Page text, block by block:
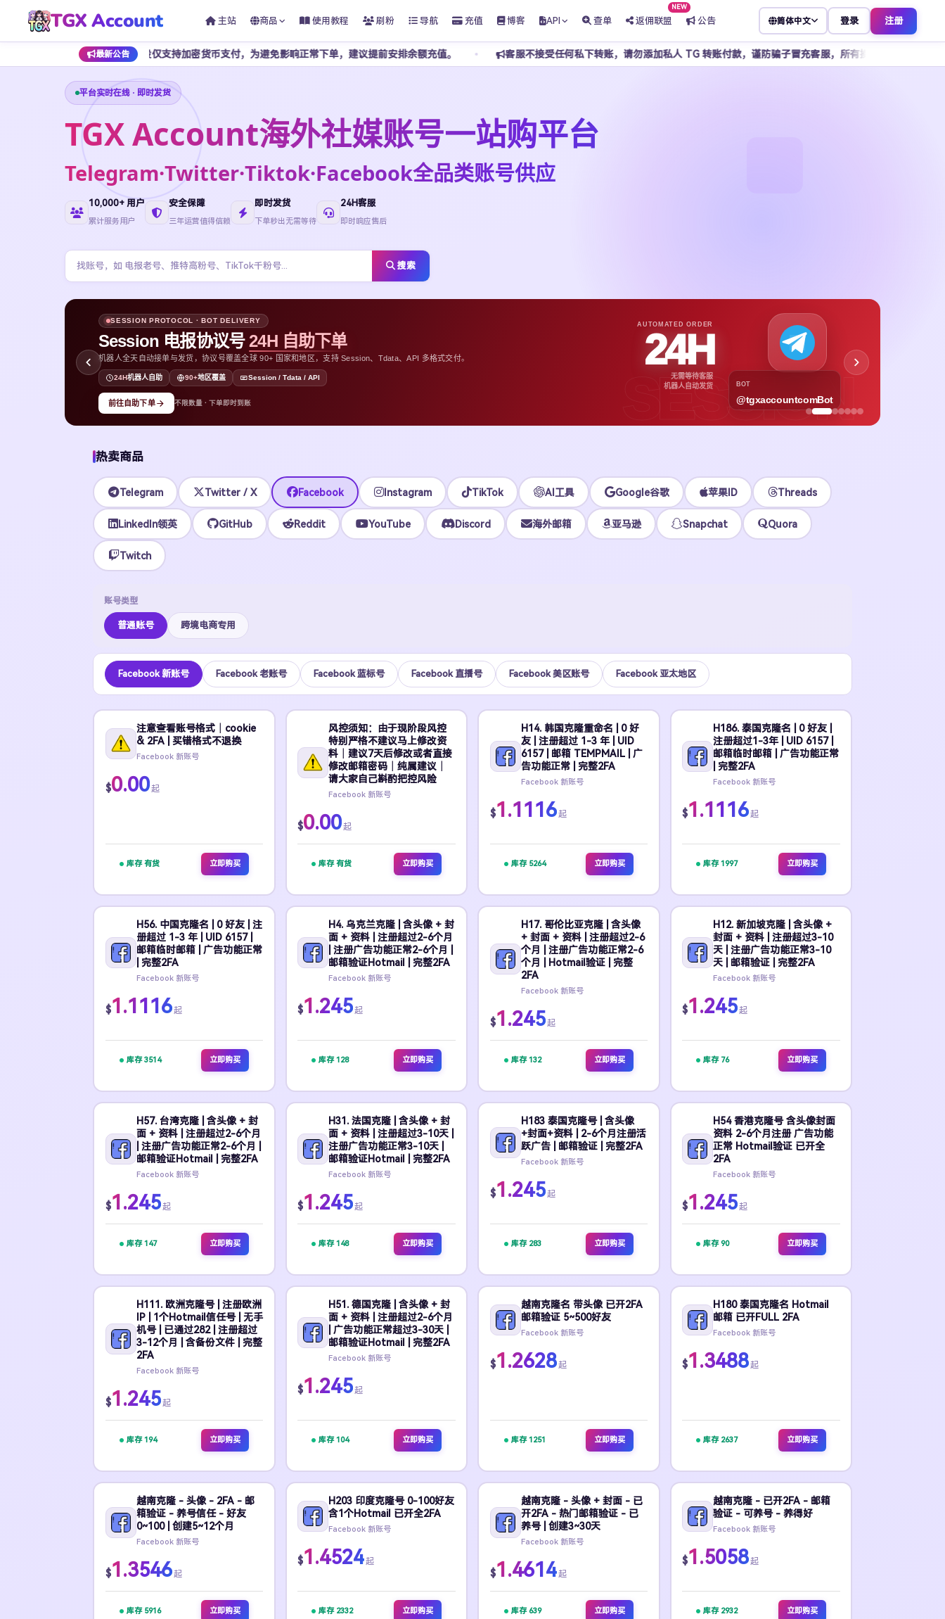
TGX Account 主站 商品 使用教程 刷粉 导航 充值 博客 API 查单 返佣联盟
NEW
公告 简体中文 登录 注册
最新公告
开放，该时段仅支持加密货币支付，为避免影响正常下单，建议提前安排余额充值。 客服不接受任何私下转账，请勿添加私人 TG 转账付款，谨防骗子冒充客服，所有操作请通过官方平台完成。
平台实时在线 · 即时发货
TGX Account海外社媒账号一站购平台
Telegram·Twitter·Tiktok·Facebook全品类账号供应
10,000+ 用户
累计服务用户
安全保障
三年运营值得信赖
即时发货
下单秒出无需等待
24H客服
即时响应售后
搜索
SESSION PROTOCOL · BOT DELIVERY
Session 电报协议号24H 自助下单
机器人全天自动接单与发货，协议号覆盖全球 90+ 国家和地区，支持 Session、Tdata、API 多格式交付。
24H机器人自助 90+地区覆盖 Session / Tdata / API
前往自助下单 不限数量 · 下单即时到账 SESSION
AUTOMATED ORDER
24H
无需等待客服
机器人自动发货
BOT
@tgxaccountcomBot
热卖商品
Telegram Twitter / X Facebook Instagram TikTok AI工具 Google谷歌 苹果ID Threads
LinkedIn领英 GitHub Reddit YouTube Discord 海外邮箱 亚马逊 Snapchat Quora
Twitch
账号类型
普通账号 跨境电商专用
Facebook 新账号 Facebook 老账号 Facebook 蓝标号 Facebook 直播号 Facebook 美区账号 Facebook 亚太地区
注意查看账号格式｜cookie
& 2FA | 买错格式不退换
Facebook 新账号
$0.00起
库存 有货 立即购买
风控须知：由于现阶段风控
特别严格不建议马上修改资
料｜建议7天后修改或者直接
修改邮箱密码｜纯属建议｜
请大家自己斟酌把控风险
Facebook 新账号
$0.00起
库存 有货 立即购买
H14. 韩国克隆重命名 | 0 好
友 | 注册超过 1-3 年 | UID
6157 | 邮箱 TEMPMAIL | 广
告功能正常 | 完整2FA
Facebook 新账号
$1.1116起
库存 5264 立即购买
H186. 泰国克隆名 | 0 好友 |
注册超过1-3年 | UID 6157 |
邮箱临时邮箱 | 广告功能正常
| 完整2FA
Facebook 新账号
$1.1116起
库存 1997 立即购买
H56. 中国克隆名 | 0 好友 | 注
册超过 1-3 年 | UID 6157 |
邮箱临时邮箱 | 广告功能正常
| 完整2FA
Facebook 新账号
$1.1116起
库存 3514 立即购买
H4. 乌克兰克隆 | 含头像 + 封
面 + 资料 | 注册超过2-6个月
| 注册广告功能正常2-6个月 |
邮箱验证Hotmail | 完整2FA
Facebook 新账号
$1.245起
库存 128 立即购买
H17. 哥伦比亚克隆 | 含头像
+ 封面 + 资料 | 注册超过2-6
个月 | 注册广告功能正常2-6
个月 | Hotmail验证 | 完整
2FA
Facebook 新账号
$1.245起
库存 132 立即购买
H12. 新加坡克隆 | 含头像 +
封面 + 资料 | 注册超过3-10
天 | 注册广告功能正常3-10
天 | 邮箱验证 | 完整2FA
Facebook 新账号
$1.245起
库存 76 立即购买
H57. 台湾克隆 | 含头像 + 封
面 + 资料 | 注册超过2-6个月
| 注册广告功能正常2-6个月 |
邮箱验证Hotmail | 完整2FA
Facebook 新账号
$1.245起
库存 147 立即购买
H31. 法国克隆 | 含头像 + 封
面 + 资料 | 注册超过3-10天 |
注册广告功能正常3-10天 |
邮箱验证Hotmail | 完整2FA
Facebook 新账号
$1.245起
库存 148 立即购买
H183 泰国克隆号 | 含头像
+封面+资料 | 2-6个月注册活
跃广告 | 邮箱验证 | 完整2FA
Facebook 新账号
$1.245起
库存 283 立即购买
H54 香港克隆号 含头像封面
资料 2-6个月注册 广告功能
正常 Hotmail验证 已开全
2FA
Facebook 新账号
$1.245起
库存 90 立即购买
H111. 欧洲克隆号 | 注册欧洲
IP | 1个Hotmail信任号 | 无手
机号 | 已通过282 | 注册超过
3-12个月 | 含备份文件 | 完整
2FA
Facebook 新账号
$1.245起
库存 194 立即购买
H51. 德国克隆 | 含头像 + 封
面 + 资料 | 注册超过2-6个月
| 广告功能正常超过3-30天 |
邮箱验证Hotmail | 完整2FA
Facebook 新账号
$1.245起
库存 104 立即购买
越南克隆名 带头像 已开2FA
邮箱验证 5~500好友
Facebook 新账号
$1.2628起
库存 1251 立即购买
H180 泰国克隆名 Hotmail
邮箱 已开FULL 2FA
Facebook 新账号
$1.3488起
库存 2637 立即购买
越南克隆 - 头像 - 2FA - 邮
箱验证 - 养号信任 - 好友
0~100 | 创建5~12个月
Facebook 新账号
$1.3546起
库存 5916 立即购买
H203 印度克隆号 0-100好友
含1个Hotmail 已开全2FA
Facebook 新账号
$1.4524起
库存 2332 立即购买
越南克隆 - 头像 + 封面 - 已
开2FA - 热门邮箱验证 - 已
养号 | 创建3~30天
Facebook 新账号
$1.4614起
库存 639 立即购买
越南克隆 - 已开2FA - 邮箱
验证 - 可养号 - 养得好
Facebook 新账号
$1.5058起
库存 2932 立即购买